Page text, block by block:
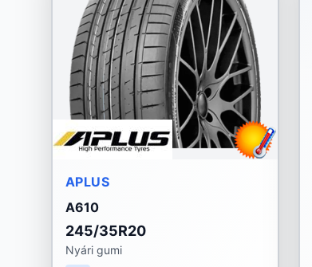
APLUS
A610
245/35R20
Nyári gumi